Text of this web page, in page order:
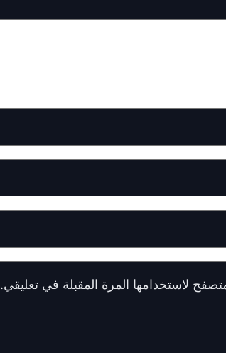
لاستخدامها المرة المقبلة في تعليقي.